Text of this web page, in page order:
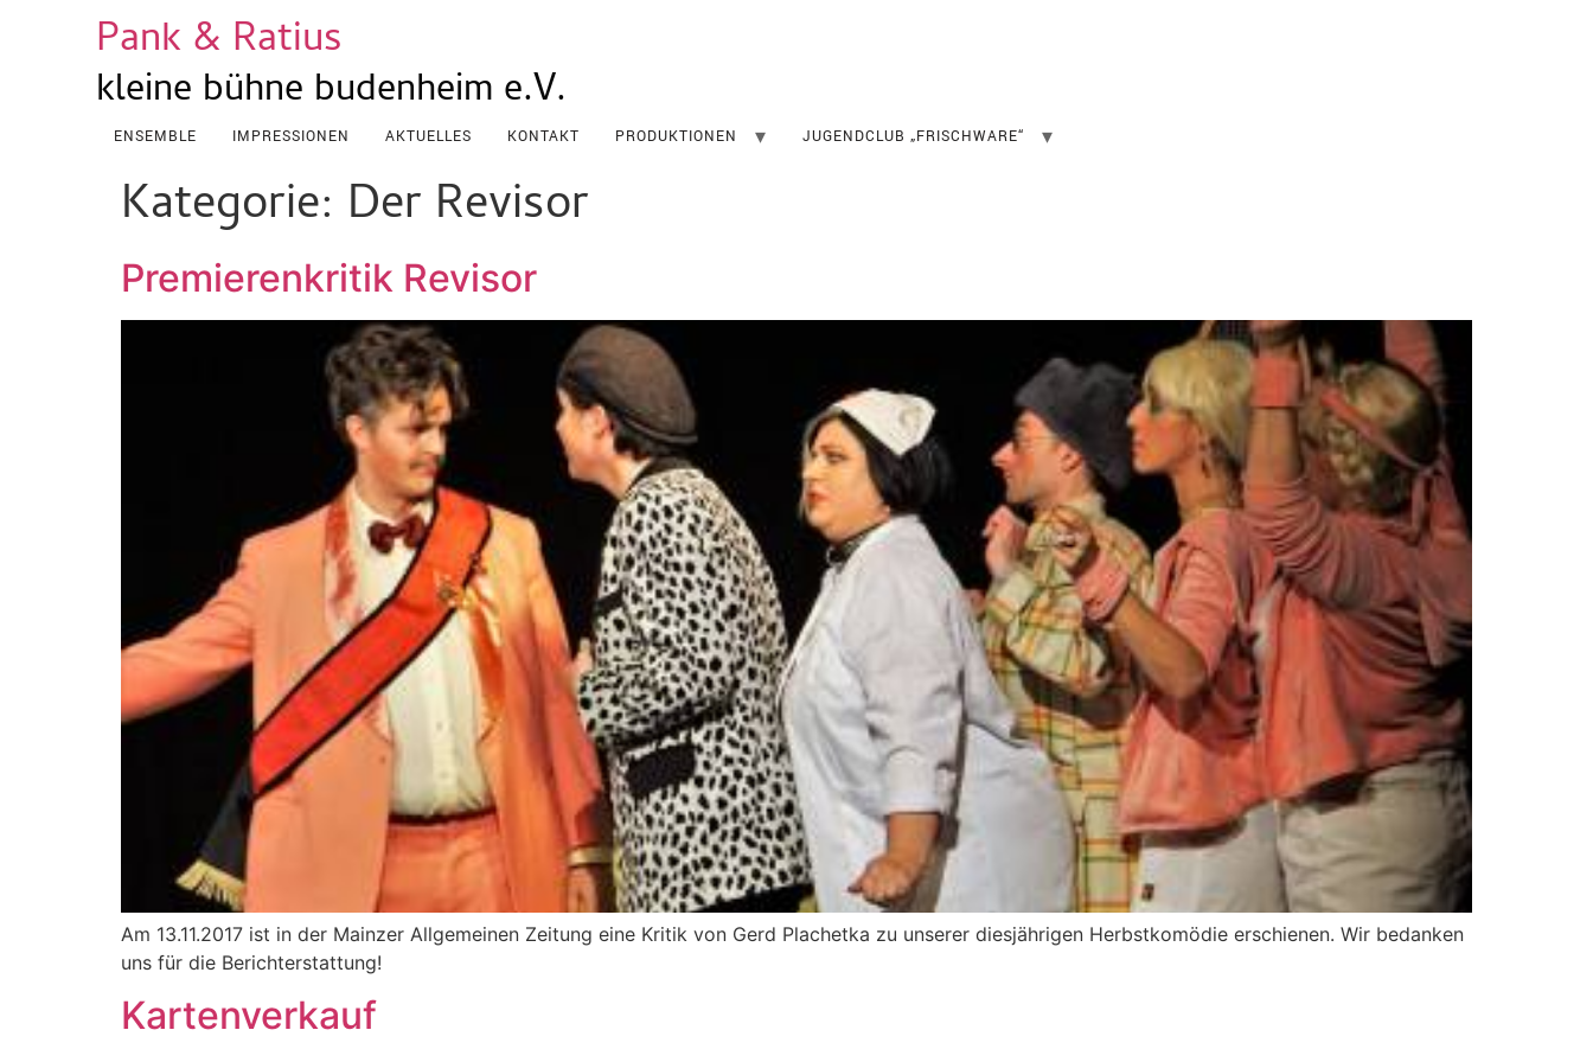
Pank & Ratius
kleine bühne budenheim e.V.
ENSEMBLE IMPRESSIONEN AKTUELLES KONTAKT PRODUKTIONEN JUGENDCLUB „FRISCHWARE“
Kategorie: Der Revisor
Premierenkritik Revisor
Am 13.11.2017 ist in der Mainzer Allgemeinen Zeitung eine Kritik von Gerd Plachetka zu unserer diesjährigen Herbstkomödie erschienen. Wir bedanken
uns für die Berichterstattung!
Kartenverkauf